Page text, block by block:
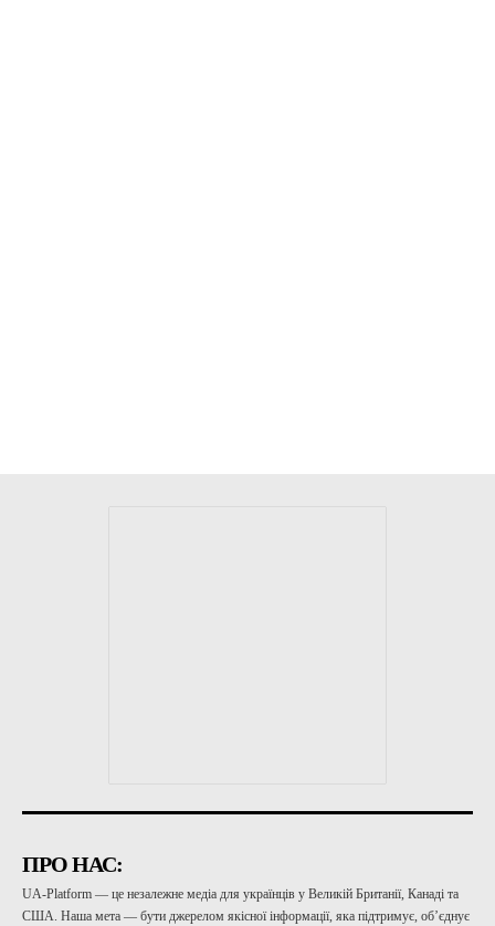
ПРО НАС:
UA-Platform — це незалежне медіа для українців у Великій Британії, Канаді та
США. Наша мета — бути джерелом якісної інформації, яка підтримує, об’єднує